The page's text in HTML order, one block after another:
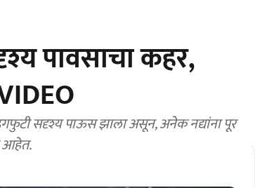
पावसाचा कहर,
सदृश्य पाऊस झाला असून, अनेक नद्यांना पूर
आहेत.